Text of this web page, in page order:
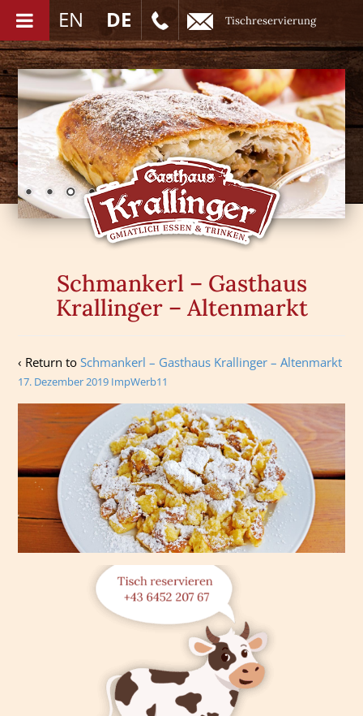
EN DE Tischreservierung
Schmankerl – Gasthaus
Krallinger – Altenmarkt
‹ Return toSchmankerl – Gasthaus Krallinger – Altenmarkt
17. Dezember 2019 ImpWerb11